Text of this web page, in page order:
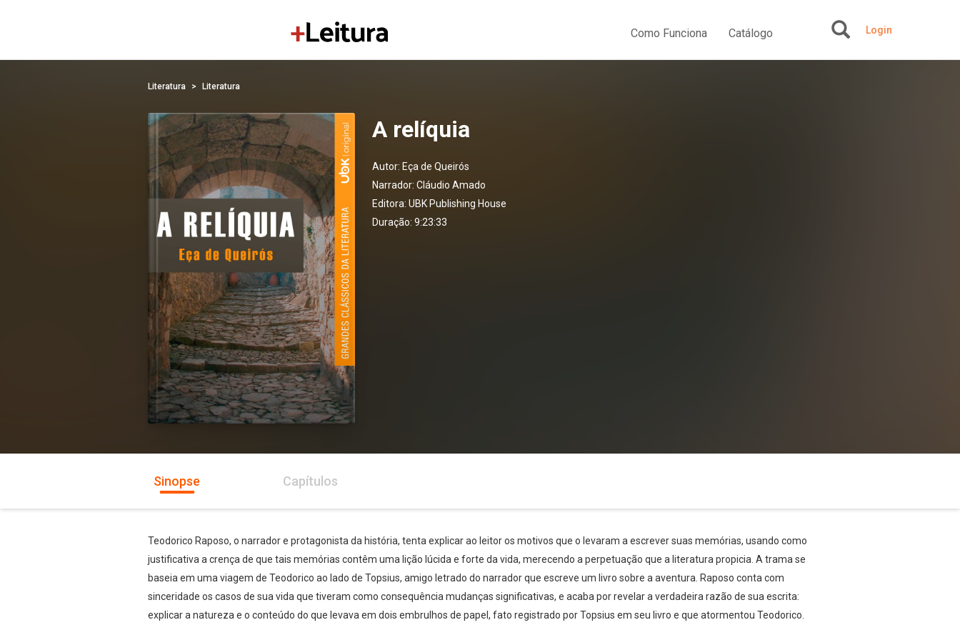
Como Funciona Catálogo Login
Literatura Literatura
A relíquia
Autor: Eça de Queirós
Narrador: Cláudio Amado
Editora: UBK Publishing House
Duração: 9:23:33
Sinopse Capítulos
Teodorico Raposo, o narrador e protagonista da história, tenta explicar ao leitor os motivos que o levaram a escrever suas memórias, usando como
justificativa a crença de que tais memórias contêm uma lição lúcida e forte da vida, merecendo a perpetuação que a literatura propicia. A trama se
baseia em uma viagem de Teodorico ao lado de Topsius, amigo letrado do narrador que escreve um livro sobre a aventura. Raposo conta com
sinceridade os casos de sua vida que tiveram como consequência mudanças significativas, e acaba por revelar a verdadeira razão de sua escrita:
explicar a natureza e o conteúdo do que levava em dois embrulhos de papel, fato registrado por Topsius em seu livro e que atormentou Teodorico.